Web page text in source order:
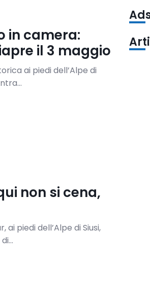
in camera:
il 3 maggio
ai piedi dell’Alpe di
non si cena,
ai piedi dell’Alpe di Siusi,